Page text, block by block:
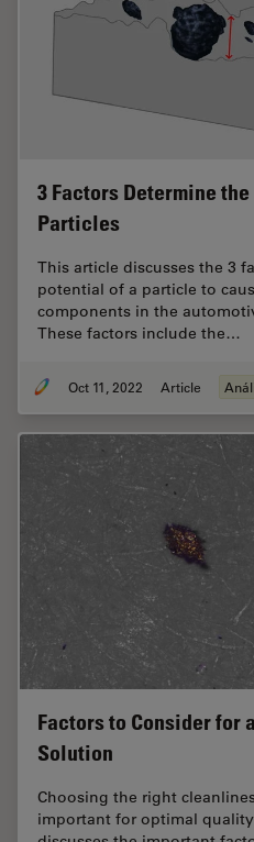
3 Factors Determine
Particles
This article discusses the 3
potential of a particle to
components in the
These factors include the…
Oct 11, 2022 Article
Factors to Consider for
Solution
Choosing the right
important for optimal